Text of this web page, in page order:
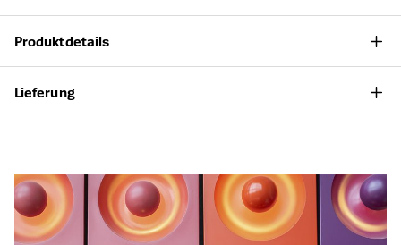
Produktdetails
Lieferung